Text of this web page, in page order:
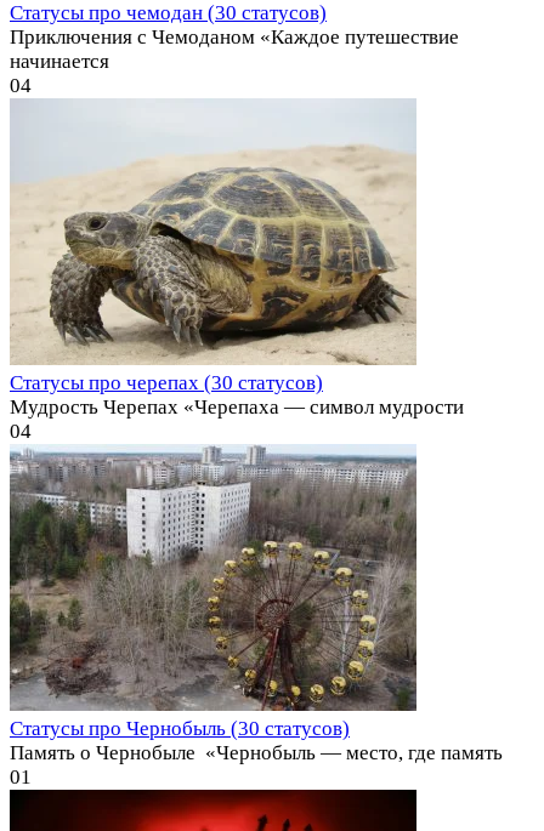
Статусы про чемодан (30 статусов)
Приключения с Чемоданом «Каждое путешествие
начинается
04
Статусы про черепах (30 статусов)
Мудрость Черепах «Черепаха — символ мудрости
04
Статусы про Чернобыль (30 статусов)
Память о Чернобыле ️ «Чернобыль — место, где память
01